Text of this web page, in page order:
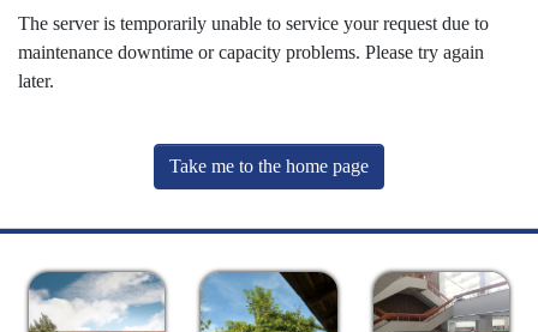
The server is temporarily unable to service your request due to
maintenance downtime or capacity problems. Please try again
later.
Take me to the home page